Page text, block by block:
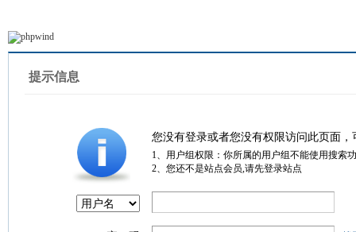
提示信息
您没有登录或者您没有权限访问此页面
1、用户组权限：你所属的用户组不能使用搜索
2、您还不是站点会员,请先登录站点